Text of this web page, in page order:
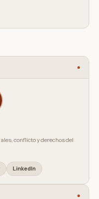
conflicto y derechos del
LinkedIn